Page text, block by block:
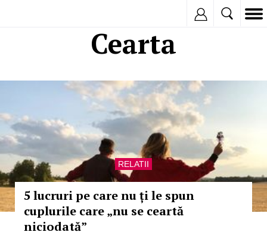
Cearta
RELATII
5 lucruri pe care nu ți le spun
cuplurile care „nu se ceartă
niciodată”